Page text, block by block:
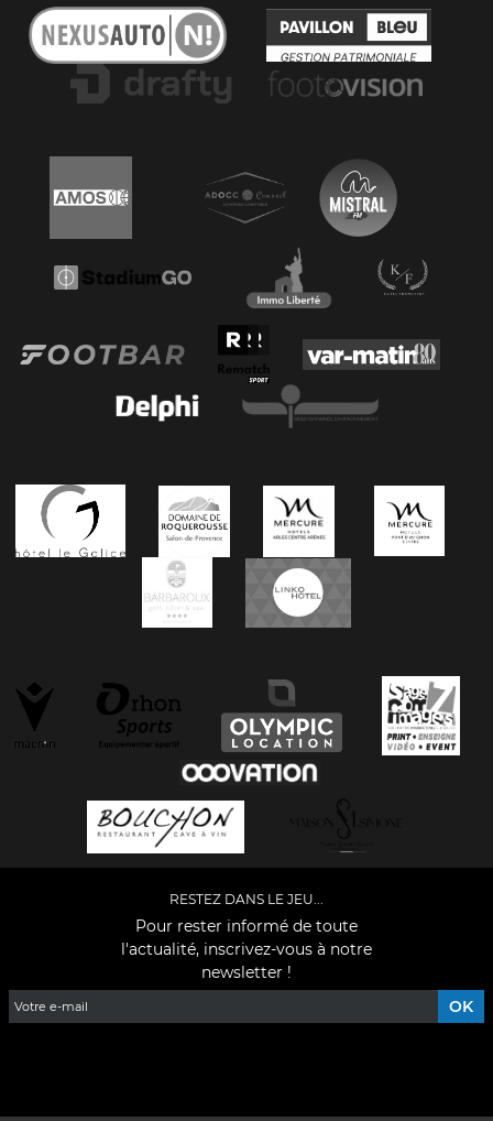
RESTEZ DANS LE JEU...
Pour rester informé de toute
l'actualité, inscrivez-vous à notre
newsletter !